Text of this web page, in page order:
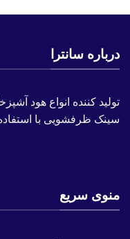
درباره سانترا
تولید کننده انواع هود
سینک ظرفشویی با استفاده
منوی سریع